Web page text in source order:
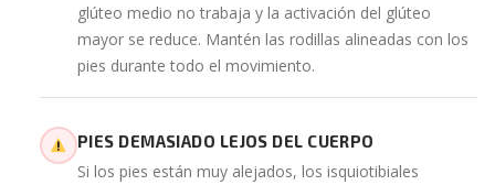
glúteo medio no trabaja y la activación del glúteo
mayor se reduce. Mantén las rodillas alineadas con los
pies durante todo el movimiento.
PIES DEMASIADO LEJOS DEL CUERPO
Si los pies están muy alejados, los isquiotibiales